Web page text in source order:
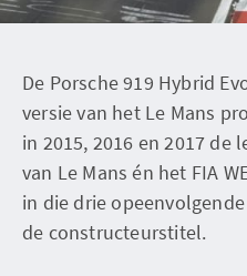
De Porsche 919 Hybrid
versie van het Le Mans
in 2015, 2016 en 2017 de
van Le Mans én het FIA
in die drie
de constructeurstitel.